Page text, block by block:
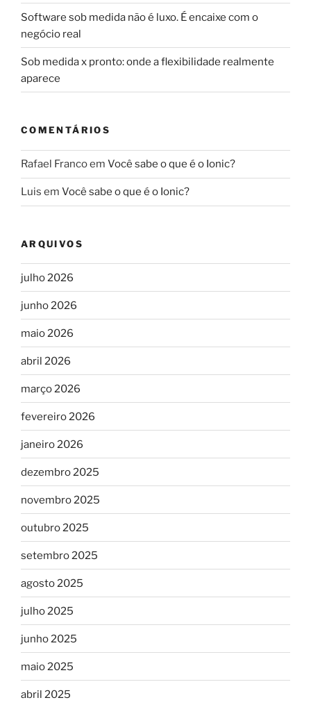
Software sob medida não é luxo. É encaixe com o
negócio real
Sob medida x pronto: onde a flexibilidade realmente
aparece
COMENTÁRIOS
Rafael Francoem Você sabe o que é o Ionic?
Luis em Você sabe o que é o Ionic?
ARQUIVOS
julho 2026
junho 2026
maio 2026
abril 2026
março 2026
fevereiro 2026
janeiro 2026
dezembro 2025
novembro 2025
outubro 2025
setembro 2025
agosto 2025
julho 2025
junho 2025
maio 2025
abril 2025